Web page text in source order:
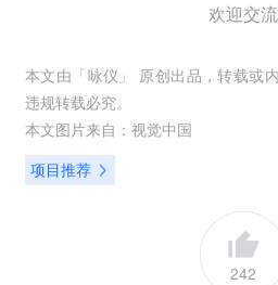
欢迎交流
本文由「咏仪 」 原创出品，转载或
违规转载必究。
本文图片来自： 视觉中国
项目推荐
242